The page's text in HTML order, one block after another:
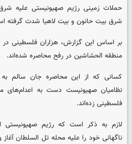
حملات زمینی رژیم صهیونیستی علیه
شرق بیت حانون و بیت لاهیا شدت گرفته
بر اساس این گزارش، هزاران فلسطینی
منطقه الحشاشین در رفح محاصره شده‌اند.
کسانی که از این محاصره جان سالم به
نظامیان صهیونیست دست به اعدام‌های
فلسطینی زده‌اند.
لازم به ذکر است که رژیم صهیونیستی
ناگهانی خود را علیه محله تل السلطان